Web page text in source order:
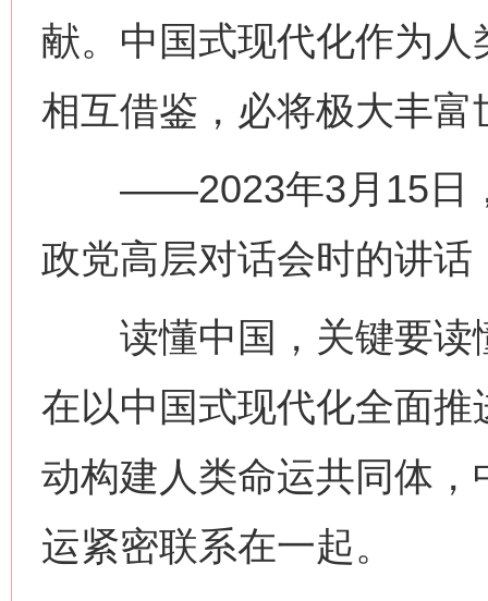
献。中国式现代化作为
相互借鉴，必将极大丰
——2023年3月15日，
政党高层对话会时的讲话
读懂中国，关键要读
在以中国式现代化全面
动构建人类命运共同体
运紧密联系在一起。